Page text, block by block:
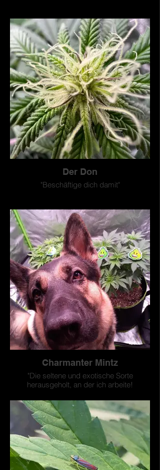
Der Don
"Beschäftige dich damit"
Charmanter Mintz
"Die seltene und exotische Sorte
herausgeholt, an der ich arbeite!